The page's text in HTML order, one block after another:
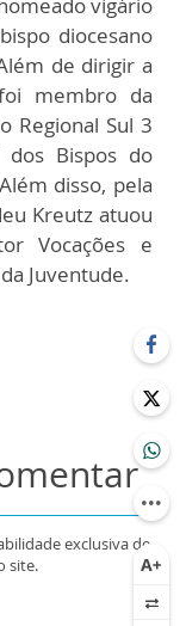
diocesano
de dirigir a
membro da
Regional Sul 3
dos Bispos do
disso, pela
Kreutz atuou
Vocações e
Juventude.
exclusiva de
site.